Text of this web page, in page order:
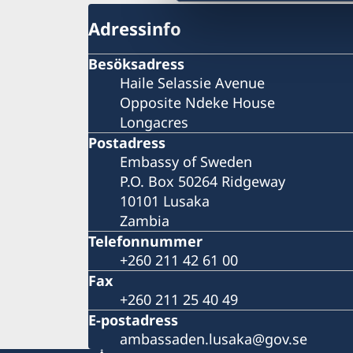
Adressinfo
Besöksadress
Haile Selassie Avenue
Opposite Ndeke House
Longacres
Postadress
Embassy of Sweden
P.O. Box 50264 Ridgeway
10101 Lusaka
Zambia
Telefonnummer
+260 211 42 61 00
Fax
+260 211 25 40 49
E-postadress
ambassaden.lusaka@gov.se